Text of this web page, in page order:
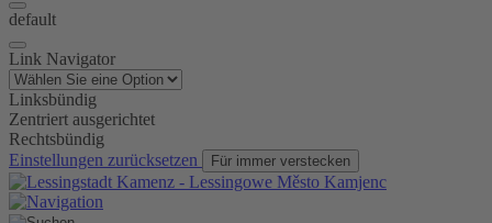
default
Link Navigator
Linksbündig
Zentriert ausgerichtet
Rechtsbündig
Einstellungen zurücksetzen
Für immer verstecken